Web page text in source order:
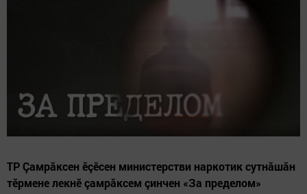
ТР Çамрăксен ӗçӗсен министерстви наркотик сутнăшăн
тӗрмене лекнӗ çамрăксем çинчен «За пределом»